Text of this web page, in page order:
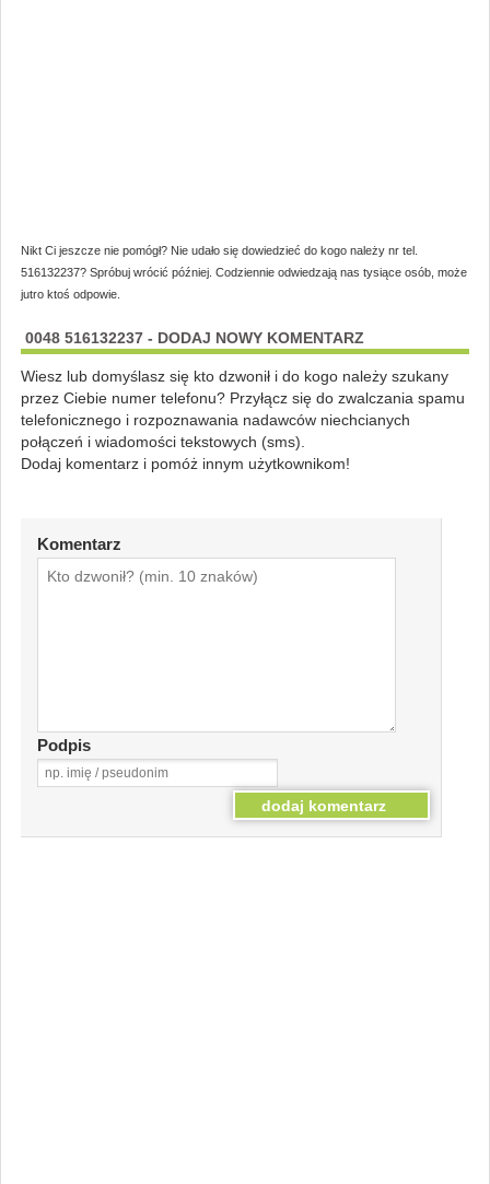
Nikt Ci jeszcze nie pomógł? Nie udało się dowiedzieć do kogo należy nr tel.
516132237? Spróbuj wrócić później. Codziennie odwiedzają nas tysiące osób, może
jutro ktoś odpowie.
0048 516132237 - DODAJ NOWY KOMENTARZ
Wiesz lub domyślasz się kto dzwonił i do kogo należy szukany
przez Ciebie numer telefonu? Przyłącz się do zwalczania spamu
telefonicznego i rozpoznawania nadawców niechcianych
połączeń i wiadomości tekstowych (sms).
Dodaj komentarz i pomóż innym użytkownikom!
Komentarz
Podpis